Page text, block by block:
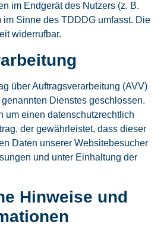
im Endgerät des Nutzers (z. B.
Sinne des TDDDG umfasst. Die
widerrufbar.
über Auftragsverarbeitung (AVV)
Dienstes geschlossen.
um einen datenschutzrechtlich
der gewährleistet, dass dieser
Daten unserer Websitebesucher
und unter Einhaltung der
Hinweise und